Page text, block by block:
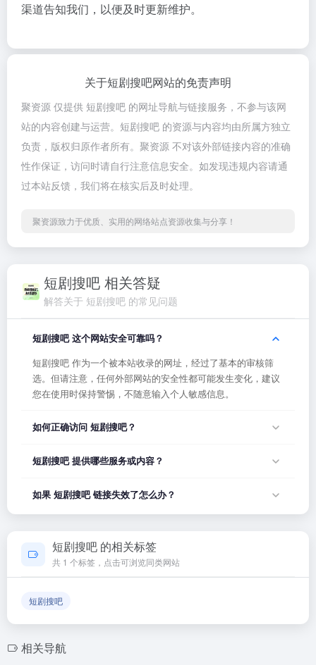
渠道告知我们，以便及时更新维护。
关于短剧搜吧网站的免责声明
聚资源 仅提供 短剧搜吧 的网址导航与链接服务，不参与该网
站的内容创建与运营。短剧搜吧 的资源与内容均由所属方独立
负责，版权归原作者所有。聚资源 不对该外部链接内容的准确
性作保证，访问时请自行注意信息安全。如发现违规内容请通
过本站反馈，我们将在核实后及时处理。
聚资源致力于优质、实用的网络站点资源收集与分享！
短剧搜吧 相关答疑
解答关于 短剧搜吧 的常见问题
短剧搜吧 这个网站安全可靠吗？
短剧搜吧 作为一个被本站收录的网址，经过了基本的审核筛
选。但请注意，任何外部网站的安全性都可能发生变化，建议
您在使用时保持警惕，不随意输入个人敏感信息。
如何正确访问 短剧搜吧？
或者在浏览器地址栏输入正确的网址。如果遇到无法访问的情
试。
短剧搜吧 提供哪些服务或内容？
航平台，致力于帮助用户发现和整理优质网站资源，具体网站
的内容与服务由该网站运营方负责。
如果 短剧搜吧 链接失效了怎么办？
确保导航链接的准确性和有效性。
短剧搜吧 的相关标签
共 1 个标签，点击可浏览同类网站
短剧搜吧
相关导航